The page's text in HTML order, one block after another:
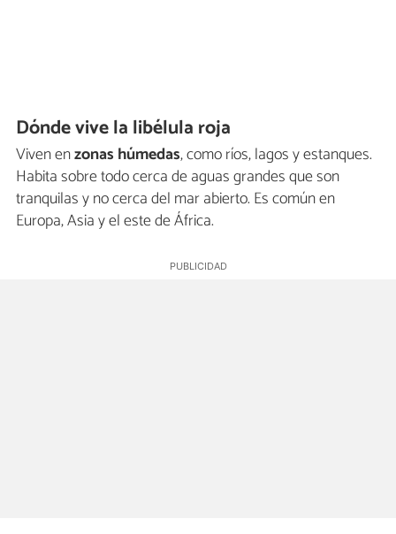
Dónde vive la libélula roja
Viven enzonas húmedas, como ríos, lagos y estanques.
Habita sobre todo cerca de aguas grandes que son
tranquilas y no cerca del mar abierto. Es común en
Europa, Asia y el este de África.